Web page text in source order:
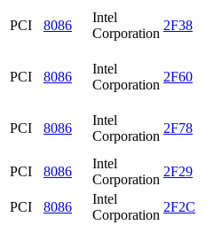
PCI 8086
Intel
Corporation
2F38
PCI 8086
Intel
Corporation
2F60
PCI 8086
Intel
Corporation
2F78
PCI 8086
Intel
Corporation
2F29
PCI
8086
Intel
Corporation
2F2C